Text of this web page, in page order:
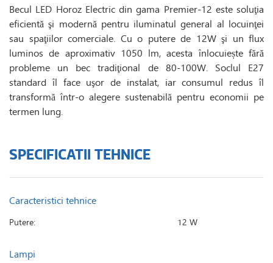
Becul LED Horoz Electric din gama Premier-12 este soluţia
eficientă şi modernă pentru iluminatul general al locuinţei
sau spaţiilor comerciale. Cu o putere de 12W şi un flux
luminos de aproximativ 1050 lm, acesta înlocuiește fără
probleme un bec tradiţional de 80-100W. Soclul E27
standard îl face uşor de instalat, iar consumul redus îl
transformă într-o alegere sustenabilă pentru economii pe
termen lung.
SPECIFICATII TEHNICE
Caracteristici tehnice
Putere: 12 W
Lampi